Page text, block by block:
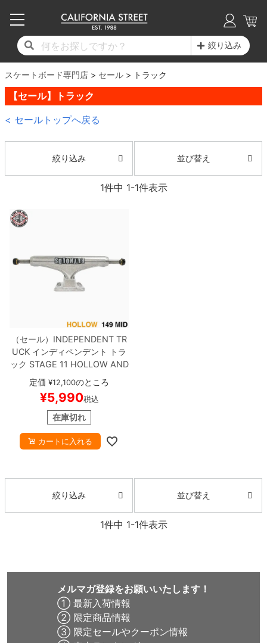
絞り込み
スケートボード専門店 セール トラック
【セール】トラック
< セールトップへ戻る
絞り込み 並び替え
1件中 1-1件表示
（セール） INDEPENDENT TR
UCK インディペンデント
トラ
ック STAGE 11 HOLLOWAND
REW REYNOLDS BLOCK
シルバー
スケートボード
スケボー
定価 ¥12,100のところ
¥5,990税込
在庫切れ
カートに入れる
絞り込み 並び替え
1件中 1-1件表示
メルマガ登録をお願いいたします！
① 最新入荷情報
② 限定商品情報
③ 限定セールやクーポン情報
17時までのご注文は当日発送！
11,000円以上で送料無料！
毎月1日はポイント5倍！10日と20日は3倍！
コンプリートセット（完成品）
17時までのご注文は当日発送！
11,000円以上で送料無料！
毎月1日はポイント5倍！10日と20日は3倍！
デッキ新着一覧
サイズからデッキを選ぶ
子供用デッキ
7.0inch以下
7.2inch
7.7inch
7.8inch
8.1inch
8.2inch
8.4inch
9.0inch以上
17時までのご注文は当日発送！
11,000円以上で送料無料！
毎月1日はポイント5倍！10日と20日は3倍！
トラック新着一覧
適合デッキサイズから選ぶ
7.0inch以下
7.2inch
7.3inch
7.8inch
7.9inch
8.2inch
8.3inch
8.5inch
9.0inch以上
17時までのご注文は当日発送！
11,000円以上で送料無料！
毎月1日はポイント5倍！10日と20日は3倍！
ウィール新着一覧
ウィールをサイズから選ぶ
50mm
51mm
52mm
56mm
57mm
60mm
62mm
64mm
スピットファイヤー F4（フォーミュラフォ
ー）
ボーンズ STF（エスティーエフ）
ソフトウィール（クルーザー）
デッキテープ
ボルト
パーツ・その他
足回りセット（トラック・ウィールセット）
ヘルメット・パッド
練習用アイテム（初心者におすすめ）
スケートケース・バッグ
メディア（雑誌・DVD・CD）
17時までのご注文は当日発送！
11,000円以上で送料無料！
毎月1日はポイント5倍！10日と20日は3倍！
シューズ新着一覧
シューズをサイズから選ぶ
20cm
21cm
22cm
24cm
24.5cm
26cm
26.5cm
27.5cm
インソール
シューレース・その他
17時までのご注文は当日発送！
11,000円以上で送料無料！
毎月1日はポイント5倍！10日と20日は3倍！
Tシャツ
パンツ
ショーツ
長袖ボタンシャツ
7分袖シャツ・ラグラン
半袖シャツ
キャップ
ソックス
アンダーウエア
17時までのご注文は当日発送！
11,000円以上で送料無料！
毎月1日はポイント5倍！10日と20日は3倍！
最新ブログ一覧
17時までのご注文は当日発送！
11,000円以上で送料無料！
毎月1日はポイント5倍！10日と20日は3倍！
初心者の方へ
スタッフおすすめアイテム
ブランド紹介
INFO
スケートパーク情報
17時までのご注文は当日発送！
11,000円以上で送料無料！
毎月1日はポイント5倍！10日と20日は3倍！
店舗情報
スタッフ紹介
カリフォルニアストリートの歴史
求人情報
プライバシーポリシー
特定商取引法に基づく表記